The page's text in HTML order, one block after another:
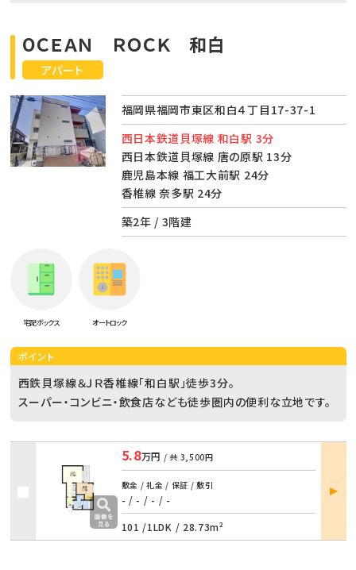
アパート
OＣＥＡＮ ＲＯＣＫ 和白
福岡県福岡市東区和白４丁目17-37-1
西日本鉄道貝塚線 和白駅 3分
西日本鉄道貝塚線 唐の原駅 13分
鹿児島本線 福工大前駅 24分
香椎線 奈多駅 24分
築2年 / 3階建
宅配ボックス オートロック
ポイント
西鉄貝塚線＆ＪＲ香椎線「和白駅」徒歩3分。
スーパー・コンビニ・飲食店なども徒歩圏内の便利な立地です。
5.8万円 / 共 3,500円
敷金 / 礼金 / 保証 / 敷引
- / - / - / -
101 /1LDK / 28.73m²
部屋
詳細